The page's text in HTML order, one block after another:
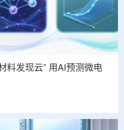
料发现云” 用AI预测微电